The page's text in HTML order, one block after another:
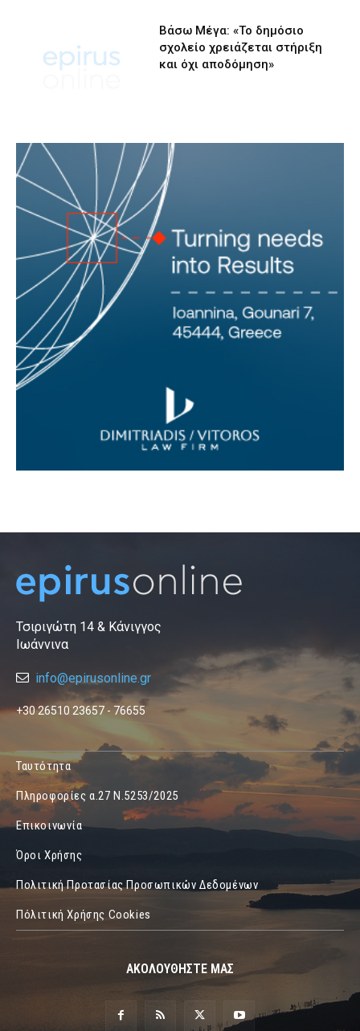
Βάσω Μέγα: «Το δημόσιο
σχολείο χρειάζεται στήριξη
και όχι αποδόμηση»
Τσιριγώτη 14 & Κάνιγγος
Ιωάννινα
info@epirusonline.gr
+30 26510 23657 - 76655
Ταυτότητα
Πληροφορίες α.27 Ν.5253/2025
Επικοινωνία
Όροι Χρήσης
Πολιτική Προτασίας Προσωπικών Δεδομένων
Πόλιτική Χρήσης Cookies
ΑΚΟΛΟΥΘΗΣΤΕ ΜΑΣ